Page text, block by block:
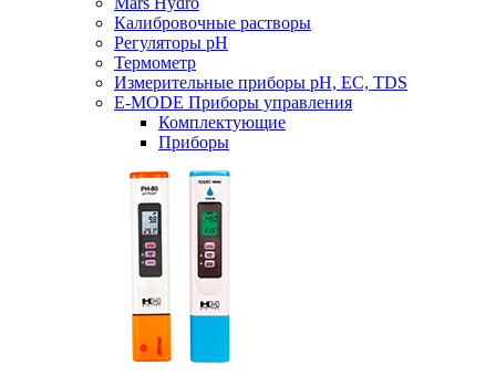
Калибровочные растворы
Регуляторы рН
Термометр
Измерительные приборы pH, EC, TDS
E-MODE Приборы управления
Комплектующие
Приборы